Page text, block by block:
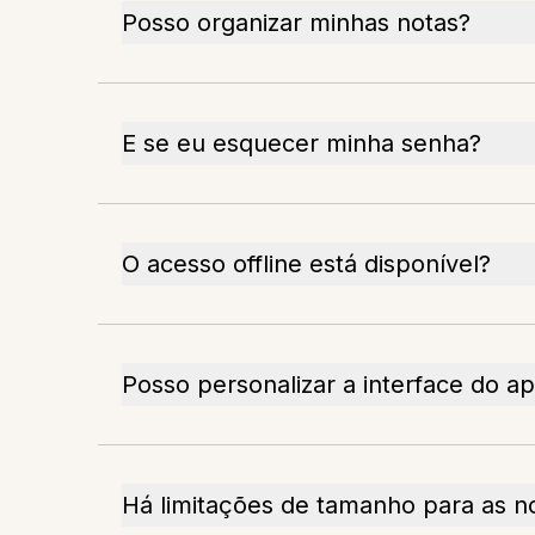
Posso organizar minhas notas?
E se eu esquecer minha senha?
O acesso offline está disponível?
Posso personalizar a interface do
Há limitações de tamanho para as